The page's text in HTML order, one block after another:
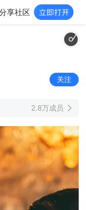
享社区
关注
2.8万成员